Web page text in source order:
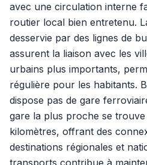
avec une circulation interne
routier local bien entretenu.
desservie par des lignes de
assurent la liaison avec les
urbains plus importants,
régulière pour les habitants.
dispose pas de gare
gare la plus proche se trouve
kilomètres, offrant des
destinations régionales et
transports contribue à